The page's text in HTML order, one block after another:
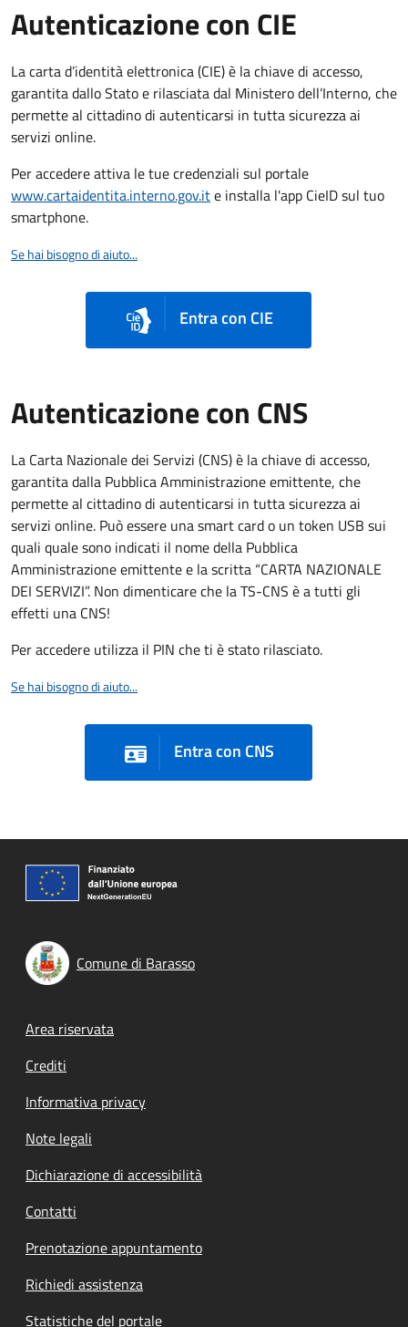
Autenticazione con CIE
La carta d’identità elettronica (CIE) è la chiave di accesso,
garantita dallo Stato e rilasciata dal Ministero dell’Interno, che
permette al cittadino di autenticarsi in tutta sicurezza ai
servizi online.
Per accedere attiva le tue credenziali sul portale
www.cartaidentita.interno.gov.ite installa l'app CieID sul tuo
smartphone.
Se hai bisogno di aiuto...
Entra con CIE
Autenticazione con CNS
La Carta Nazionale dei Servizi (CNS) è la chiave di accesso,
garantita dalla Pubblica Amministrazione emittente, che
permette al cittadino di autenticarsi in tutta sicurezza ai
servizi online. Può essere una smart card o un token USB sui
quali quale sono indicati il nome della Pubblica
Amministrazione emittente e la scritta “CARTA NAZIONALE
DEI SERVIZI”. Non dimenticare che la TS-CNS è a tutti gli
effetti una CNS!
Per accedere utilizza il PIN che ti è stato rilasciato.
Se hai bisogno di aiuto...
Entra con CNS
Comune di Barasso
Footer menu
Area riservata
Crediti
Informativa privacy
Note legali
Dichiarazione di accessibilità
Contatti
Prenotazione appuntamento
Richiedi assistenza
Statistiche del portale